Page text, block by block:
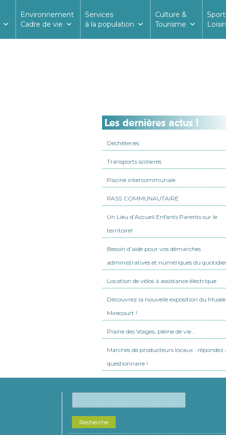
Environnement
Cadre de vie
Services
à la population
Culture &
Tourisme
Les dernières actus !
Déchèteries
Transports scolaires
Piscine intercommunale
PASS COMMUNAUTAIRE
Un Lieu d’Accueil Enfants Parents sur le
territoire!
Besoin d’aide pour vos démarches
administratives et numériques du
Location de vélos à assistance électrique
Découvrez la nouvelle exposition du
Mirecourt !
Plaine des Vosges, pleine de vie…
Marchés de producteurs locaux : répondez
questionnaire !
Recherche